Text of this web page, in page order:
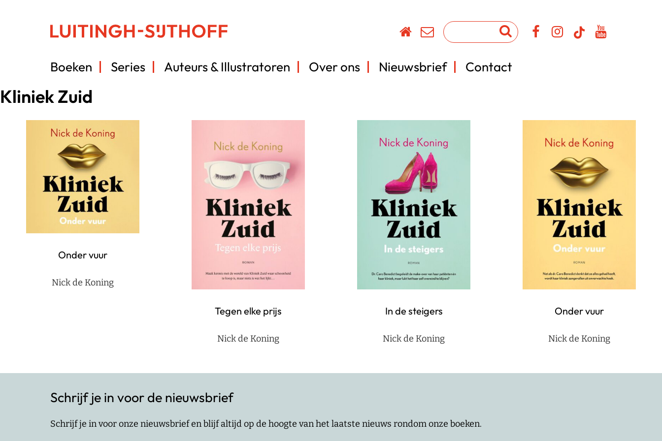
Boeken Series Auteurs & Illustratoren Over ons Nieuwsbrief Contact
Kliniek Zuid
Onder vuur
Nick de Koning
Tegen elke prijs
Nick de Koning
In de steigers
Nick de Koning
Onder vuur
Nick de Koning
Schrijf je in voor de nieuwsbrief
Schrijf je in voor onze nieuwsbrief en blijf altijd op de hoogte van het laatste nieuws rondom onze boeken.